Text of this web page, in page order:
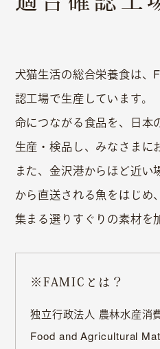
犬猫生活の総合栄養食は
認工場で⽣産しています。
命につながる⾷品を、⽇本
⽣産・検品し、みなさまに
また、⾦沢港からほど近
から直送される⿂をはじめ
集まる選りすぐりの素材を
※FAMICとは？
独⽴⾏政法⼈ 農林⽔産消
Food and Agricultural